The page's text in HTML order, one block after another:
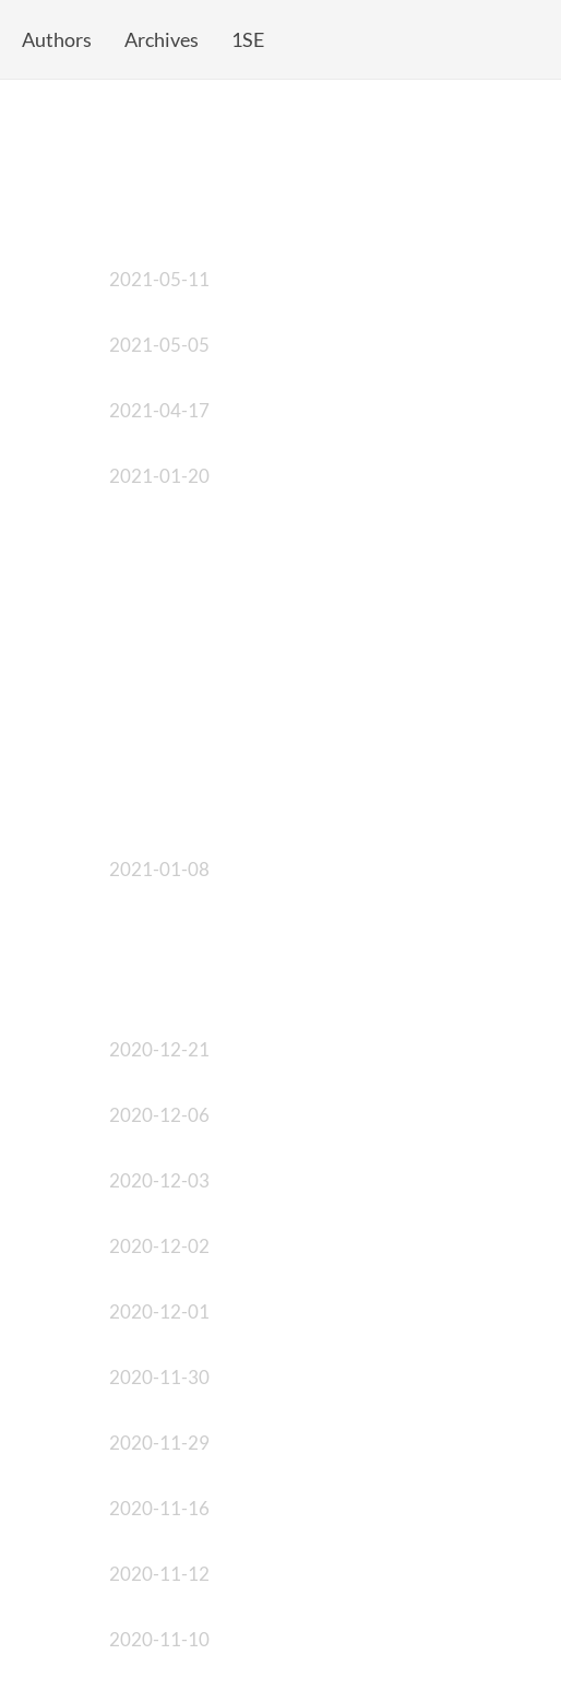
Authors Archives 1SE
2021-05-11
2021-05-05
2021-04-17
2021-01-20
2021-01-08
2020-12-21
2020-12-06
2020-12-03
2020-12-02
2020-12-01
2020-11-30
2020-11-29
2020-11-16
2020-11-12
2020-11-10